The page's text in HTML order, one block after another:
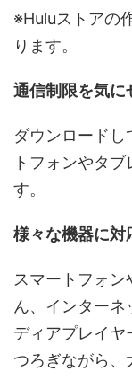
※Huluストアの
ります。
通信制限を気に
ダウンロード
トフォンやタ
す。
様々な機器に対
スマートフォン
ん、インターネ
ディアプレイヤ
つろぎながら、